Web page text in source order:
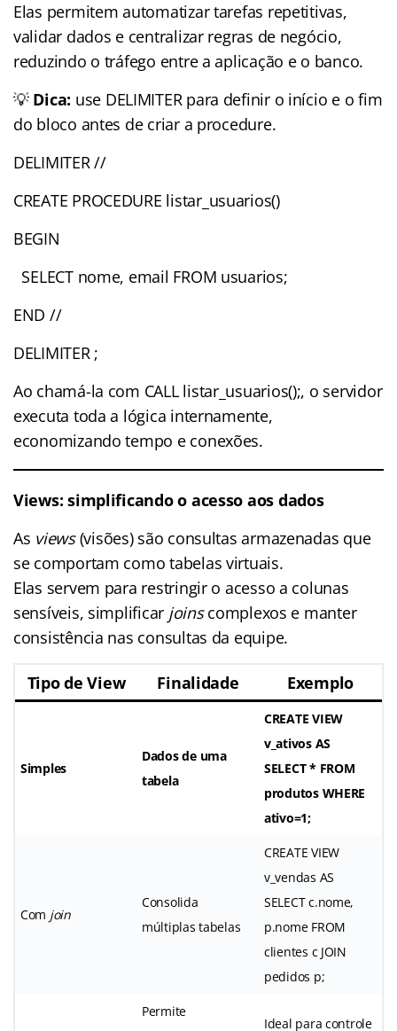
Elas permitem automatizar tarefas repetitivas,
validar dados e centralizar regras de negócio,
reduzindo o tráfego entre a aplicação e o banco.
💡 Dica: use DELIMITER para definir o início e o fim
do bloco antes de criar a procedure.
DELIMITER //
CREATE PROCEDURE listar_usuarios()
BEGIN
SELECT nome, email FROM usuarios;
END //
DELIMITER ;
Ao chamá-la com CALL listar_usuarios();, o servidor
executa toda a lógica internamente,
economizando tempo e conexões.
Views: simplificando o acesso aos dados
As views(visões) são consultas armazenadas que
se comportam como tabelas virtuais.
Elas servem para restringir o acesso a colunas
sensíveis, simplificar joinscomplexos e manter
consistência nas consultas da equipe.
Tipo de View Finalidade Exemplo
Simples
Dados de uma
tabela
CREATE VIEW
v_ativos AS
SELECT * FROM
produtos WHERE
ativo=1;
Com join
Consolida
múltiplas tabelas
CREATE VIEW
v_vendas AS
SELECT c.nome,
p.nome FROM
clientes c JOIN
pedidos p;
Permite
Ideal para controle